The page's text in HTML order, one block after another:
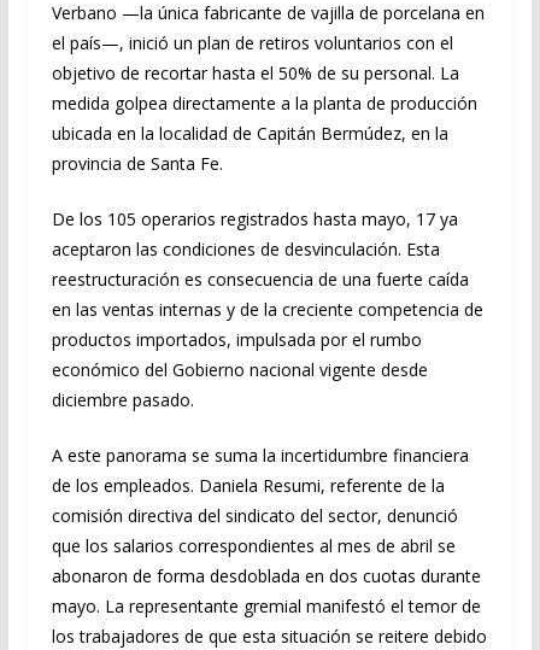
Verbano —la única fabricante de vajilla de porcelana en
el país—, inició un plan de retiros voluntarios con el
objetivo de recortar hasta el 50% de su personal. La
medida golpea directamente a la planta de producción
ubicada en la localidad de Capitán Bermúdez, en la
provincia de Santa Fe.
De los 105 operarios registrados hasta mayo, 17 ya
aceptaron las condiciones de desvinculación. Esta
reestructuración es consecuencia de una fuerte caída
en las ventas internas y de la creciente competencia de
productos importados, impulsada por el rumbo
económico del Gobierno nacional vigente desde
diciembre pasado.
A este panorama se suma la incertidumbre financiera
de los empleados. Daniela Resumi, referente de la
comisión directiva del sindicato del sector, denunció
que los salarios correspondientes al mes de abril se
abonaron de forma desdoblada en dos cuotas durante
mayo. La representante gremial manifestó el temor de
los trabajadores de que esta situación se reitere debido